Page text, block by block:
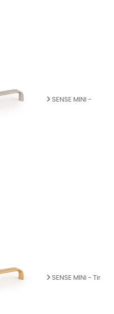
SENSE MINI -
SENSE MINI - Tir